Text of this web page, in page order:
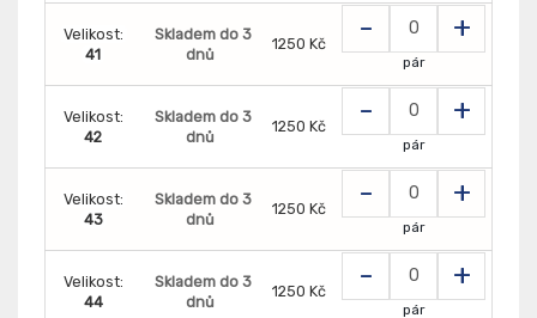
Velikost:
41
Skladem do 3
dnů
1250 Kč - +
pár
Velikost:
42
Skladem do 3
dnů
1250 Kč - +
pár
Velikost:
43
Skladem do 3
dnů
1250 Kč - +
pár
Velikost:
44
Skladem do 3
dnů
1250 Kč - +
pár